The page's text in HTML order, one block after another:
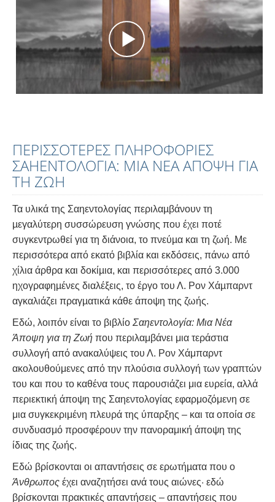
ΠΕΡΙΣΣΟΤΕΡΕΣ ΠΛΗΡΟΦΟΡΙΕΣ
ΣΑΗΕΝΤΟΛΟΓΙΑ: ΜΙΑ ΝΕΑ ΑΠΟΨΗ ΓΙΑ
ΤΗ ΖΩΗ
Τα υλικά της Σαηεντολογίας περιλαµβάνουν τη
µεγαλύτερη συσσώρευση γνώσης που έχει ποτέ
συγκεντρωθεί για τη διάνοια, το πνεύµα και τη ζωή. Με
περισσότερα από εκατό βιβλία και εκδόσεις, πάνω από
χίλια άρθρα και δοκίµια, και περισσότερες από 3.000
ηχογραφηµένες διαλέξεις, το έργο του Λ. Ρον Χάµπαρντ
αγκαλιάζει πραγµατικά κάθε άποψη της ζωής.
Εδώ, λοιπόν είναι το βιβλίο Σαηεντολογία: Μια Νέα
Άποψη για τη Ζωή που περιλαμβάνει μια τεράστια
συλλογή από ανακαλύψεις του Λ. Ρον Χάμπαρντ
ακολουθούμενες από την πλούσια συλλογή των γραπτών
του και που το καθένα τους παρουσιάζει μια ευρεία, αλλά
περιεκτική άποψη της Σαηεντολογίας εφαρμοζόμενη σε
μια συγκεκριμένη πλευρά της ύπαρξης – και τα οποία σε
συνδυασμό προσφέρουν την πανοραμική άποψη της
ίδιας της ζωής.
Εδώ βρίσκονται οι απαντήσεις σε ερωτήµατα που ο
Άνθρωπος έχει αναζητήσει ανά τους αιώνες· εδώ
βρίσκονται πρακτικές απαντήσεις – απαντήσεις που